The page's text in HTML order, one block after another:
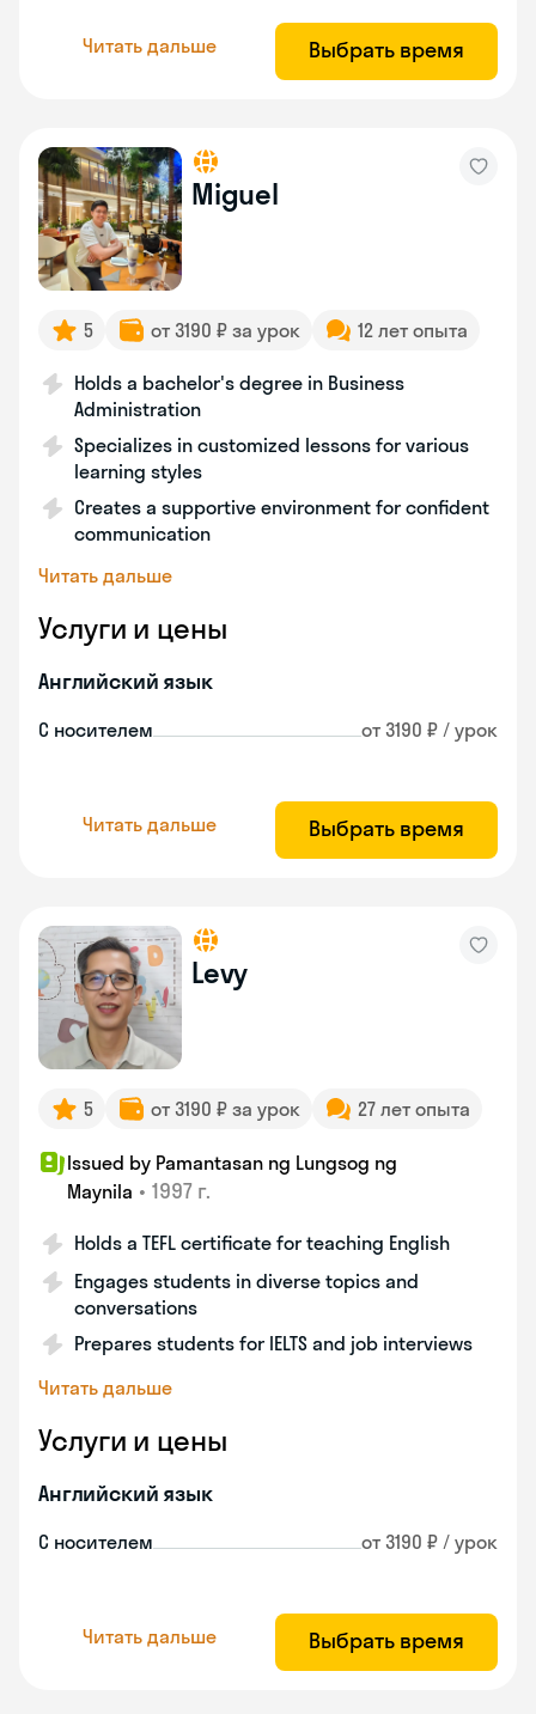
Читать дальше Выбрать время
Miguel
5 от 3190 ₽ за урок 12 лет опыта
Holds a bachelor's degree in Business
Administration
Specializes in customized lessons for various
learning styles
Creates a supportive environment for confident
communication
Читать дальше
Услуги и цены
Английский язык
С носителем от 3190 ₽ / урок
Читать дальше Выбрать время
Levy
5 от 3190 ₽ за урок 27 лет опыта
Issued by Pamantasan ng Lungsog ng
Maynila • 1997 г.
Holds a TEFL certificate for teaching English
Engages students in diverse topics and
conversations
Prepares students for IELTS and job interviews
Читать дальше
Услуги и цены
Английский язык
С носителем от 3190 ₽ / урок
Читать дальше Выбрать время